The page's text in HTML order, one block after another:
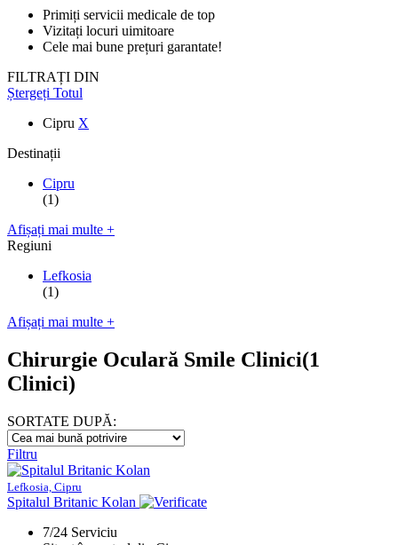
Primiți servicii medicale de top
Vizitați locuri uimitoare
Cele mai bune prețuri garantate!
FILTRAȚI DIN
Ștergeți Totul
Cipru X
Destinații
Cipru
(1)
Afișați mai multe +
Regiuni
Lefkosia
(1)
Afișați mai multe +
Chirurgie Oculară Smile Clinici(1
Clinici)
SORTATE DUPĂ:
Filtru
Lefkosia, Cipru
Spitalul Britanic Kolan
7/24 Serviciu